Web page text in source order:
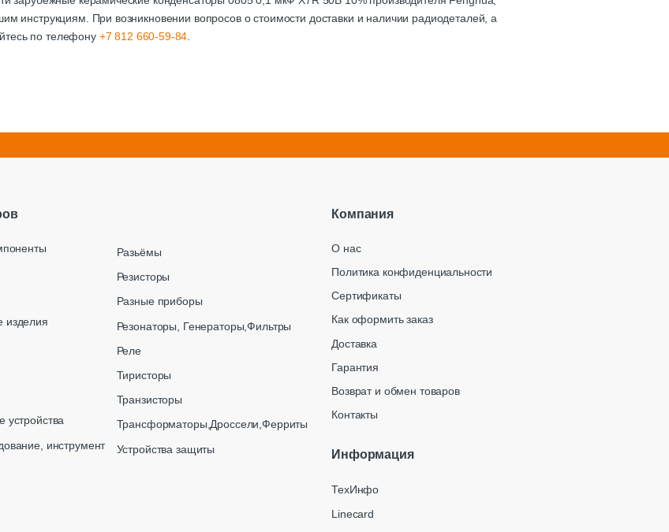
инструкциям. При возникновении вопросов о стоимости доставки и наличии радиодеталей, а
по телефону +7 812 660-59-84
изделия
устройства
инструмент
Разьёмы
Резисторы
Разные приборы
Резонаторы, Генераторы,Фильтры
Реле
Тиристоры
Транзисторы
Трансформаторы,Дроссели,Ферриты
Устройства защиты
Компания
О нас
Политика конфиденциальности
Сертификаты
Как оформить заказ
Доставка
Гарантия
Возврат и обмен товаров
Контакты
Информация
ТехИнфо
Linecard